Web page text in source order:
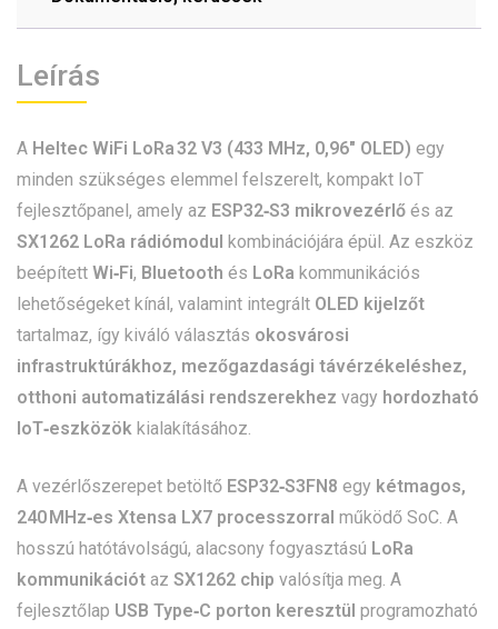
Leírás
A Heltec WiFi LoRa 32 V3 (433 MHz, 0,96″ OLED) egy
minden szükséges elemmel felszerelt, kompakt IoT
fejlesztőpanel, amely az ESP32‑S3 mikrovezérlő és az
SX1262 LoRa rádiómodul kombinációjára épül. Az eszköz
beépített Wi‑Fi, Bluetooth és LoRa kommunikációs
lehetőségeket kínál, valamint integrált OLED kijelzőt
tartalmaz, így kiváló választás okosvárosi
infrastruktúrákhoz, mezőgazdasági távérzékeléshez,
otthoni automatizálási rendszerekhez vagy hordozható
IoT‑eszközök kialakításához.
A vezérlőszerepet betöltő ESP32‑S3FN8 egy kétmagos,
240 MHz‑es Xtensa LX7 processzorral működő SoC. A
hosszú hatótávolságú, alacsony fogyasztású LoRa
kommunikációt az SX1262 chip valósítja meg. A
fejlesztőlap USB Type‑C porton keresztül programozható